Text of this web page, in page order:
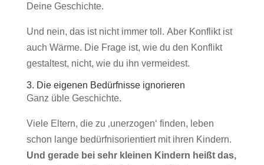
Deine Geschichte.
Und nein, das ist nicht immer toll. Aber Konflikt ist
auch Wärme. Die Frage ist, wie du den Konflikt
gestaltest, nicht, wie du ihn vermeidest.
3. Die eigenen Bedürfnisse ignorieren
Ganz üble Geschichte.
Viele Eltern, die zu ‚unerzogen‘ finden, leben
schon lange bedürfnisorientiert mit ihren Kindern.
Und gerade bei sehr kleinen Kindern heißt das,